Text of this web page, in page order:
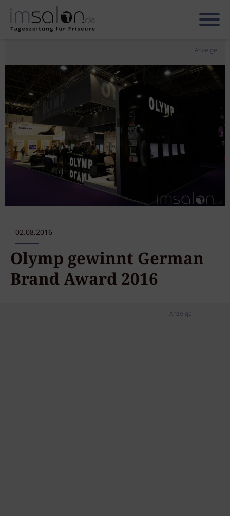
Anzeige
02.08.2016
Olymp gewinnt German
Brand Award 2016
Anzeige